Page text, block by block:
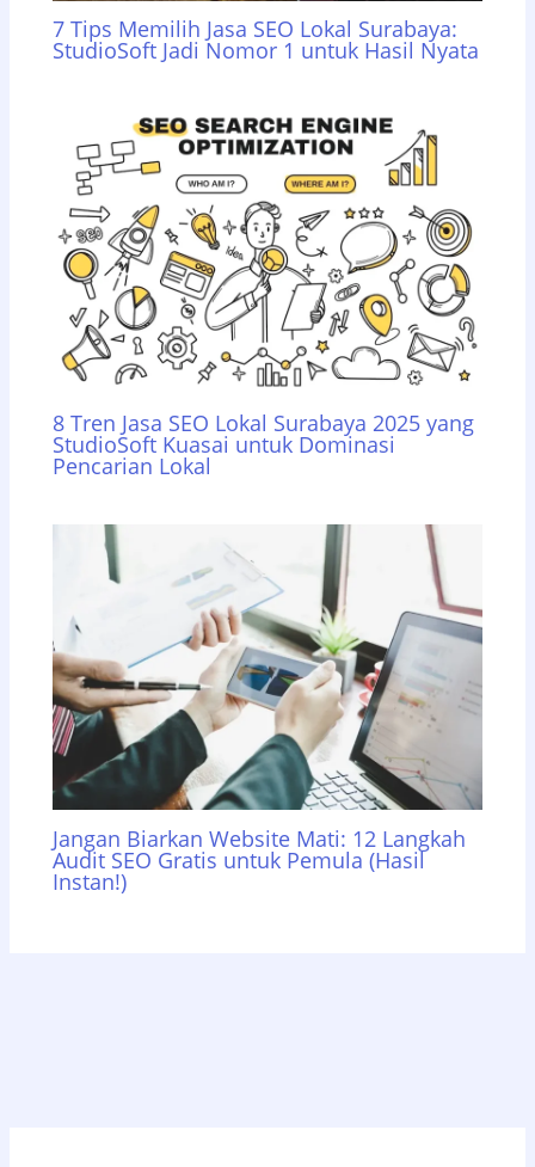
7 Tips Memilih Jasa SEO Lokal Surabaya:
StudioSoft Jadi Nomor 1 untuk Hasil Nyata
8 Tren Jasa SEO Lokal Surabaya 2025 yang
StudioSoft Kuasai untuk Dominasi
Pencarian Lokal
Jangan Biarkan Website Mati: 12 Langkah
Audit SEO Gratis untuk Pemula (Hasil
Instan!)